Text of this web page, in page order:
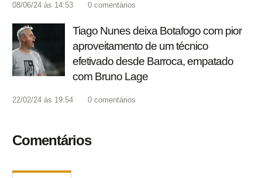
08/06/24 às 14:53 0 comentários
Tiago Nunes deixa Botafogo com pior
aproveitamento de um técnico
efetivado desde Barroca, empatado
com Bruno Lage
22/02/24 às 19:54 0 comentários
Comentários